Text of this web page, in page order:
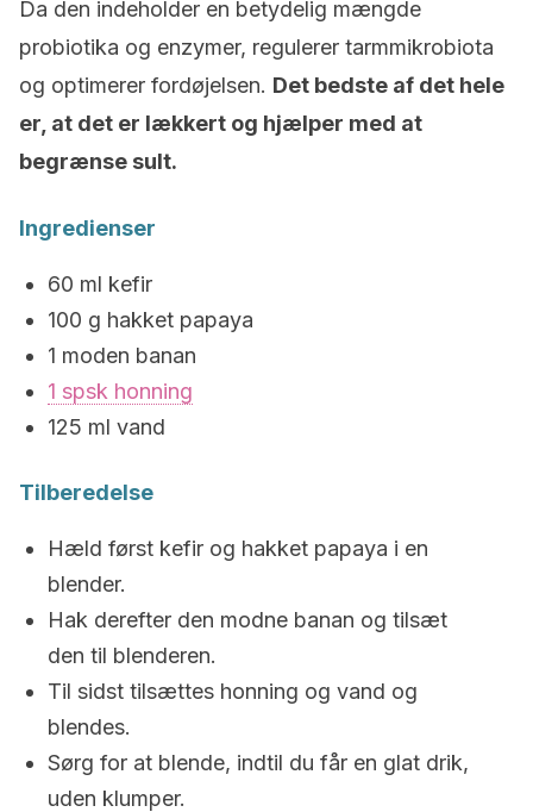
Da den indeholder en betydelig mængde
probiotika og enzymer, regulerer tarmmikrobiota
og optimerer fordøjelsen. Det bedste af det hele
er, at det er lækkert og hjælper med at
begrænse sult.
Ingredienser
60 ml kefir
100 g hakket papaya
1 moden banan
1 spsk honning
125 ml vand
Tilberedelse
Hæld først kefir og hakket papaya i en
blender.
Hak derefter den modne banan og tilsæt
den til blenderen.
Til sidst tilsættes honning og vand og
blendes.
Sørg for at blende, indtil du får en glat drik,
uden klumper.